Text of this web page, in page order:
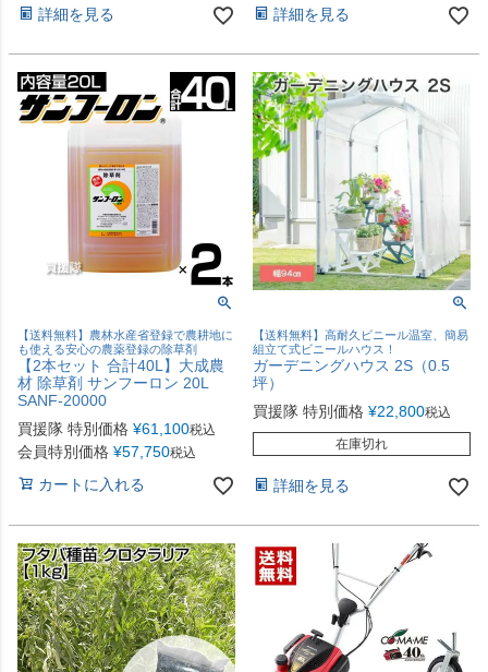
詳細を見る 詳細を見る
【送料無料】農林水産省登録で農耕地に
も使える安心の農薬登録の除草剤
【2本セット 合計40L】大成農
材 除草剤 サンフーロン 20L
SANF-20000
買援隊 特別価格 ¥61,100税込
会員特別価格 ¥57,750税込
カートに入れる
【送料無料】高耐久ビニール温室、簡易
組立て式ビニールハウス！
ガーデニングハウス 2S（0.5
坪）
買援隊 特別価格 ¥22,800税込
在庫切れ
詳細を見る